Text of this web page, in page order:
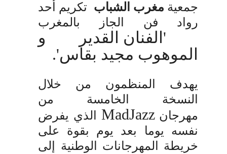
جمعية مغرب الشباب تكريم أحد
رواد فن
الجاز بالمغرب
'الفنان القدير و
الموهوب مجيد بقاس'.
يهدف المنظمون من خلال
النسخة الخامسة من
مهرجانMadJazz
الذي يفرض
نفسه يوما بعد يوم بقوة على
خريطة المهرجانات الوطنية إلى